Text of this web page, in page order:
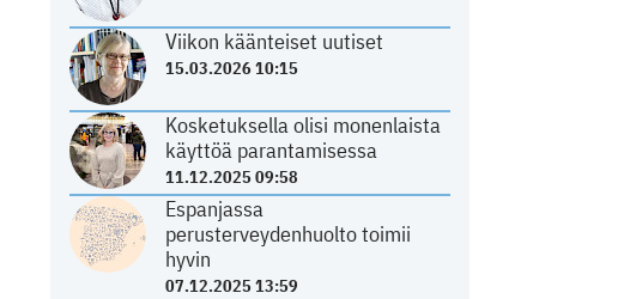
Viikon käänteiset uutiset
15.03.2026 10:15
Kosketuksella olisi monenlaista
käyttöä parantamisessa
11.12.2025 09:58
Espanjassa
perusterveydenhuolto toimii
hyvin
07.12.2025 13:59